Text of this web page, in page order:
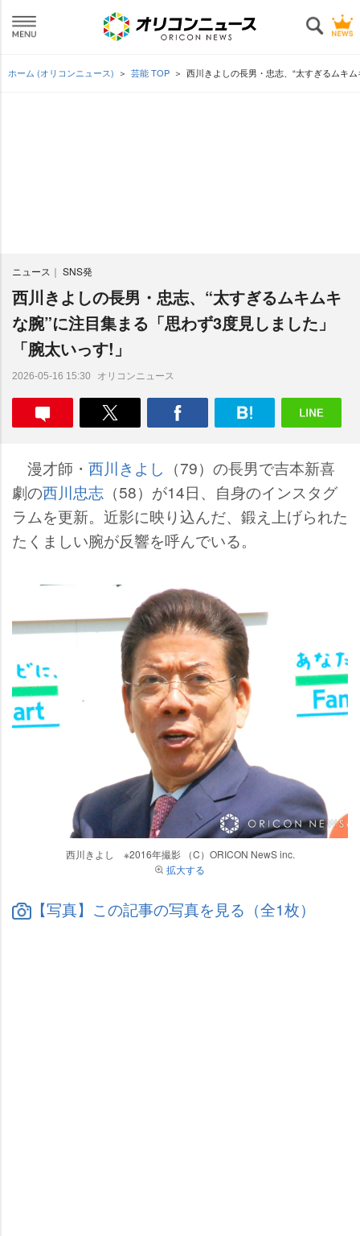
ホーム (オリコンニュース) 芸能 TOP 西川きよしの長男・忠志、“太すぎるムキ
ニュース SNS発
西川きよしの長男・忠志、“太すぎるムキムキ
な腕”に注目集まる「思わず3度見しました」
「腕太いっす!」
2026-05-16 15:30 オリコンニュース
漫才師・ 西川きよし （79）の長男で吉本新喜
劇の西川忠志 （58）が14日、自身のインスタグ
ラムを更新。近影に映り込んだ、鍛え上げられた
たくましい腕が反響を呼んでいる。
西川きよし ※2016年撮影 （C）ORICON NewS inc.
拡大する
【写真】この記事の写真を見る（全1枚）